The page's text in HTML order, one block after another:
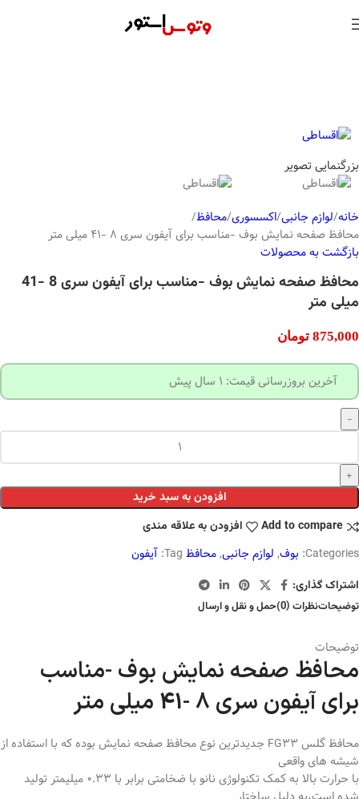
بزرگنمایی تصویر
خانه لوازم جانبی اکسسوری محافظ
محافظ صفحه نمایش بوف -مناسب برای آیفون سری 8 -41 میلی متر
بازگشت به محصولات
محافظ صفحه نمایش بوف -مناسب برای آیفون سری 8 -41
میلی متر
875,000 تومان
آخرین بروزرسانی قیمت: 1 سال پیش
افزودن به سبد خرید
Add to compare
افزودن به علاقه مندی
Categories: بوف, لوازم جانبی,محافظ Tag: آیفون
اشتراک گذاری:
توضیحاتنظرات (0) حمل و نقل و ارسال
توضیحات
محافظ صفحه نمایش بوف -مناسب
برای آیفون سری 8 -41 میلی متر
محافظ گلس FG33 جدیدترین نوع محافظ صفحه نمایش بوده که با استفاده از
شیشه های واقعی
با حرارت بالا به کمک تکنولوژی نانو با ضخامتی برابر با 0.33 میلیمتر تولید